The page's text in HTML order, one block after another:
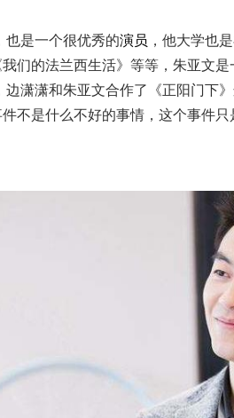
也是一个很优秀的演员 ，他大学也
们的法兰西生活》等等，朱亚文是
边潇潇和朱亚文合作了《正阳门下
不是什么不好的事情，这个事件